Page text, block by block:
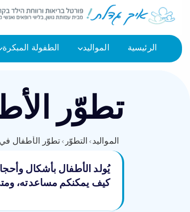
الرئيسية المواليد الطفولة المبكرة
تطوّر ‏الأطفال
المواليد› التطوّر ›تطوّر ‏الأطفال في سن 9 حتى
كيف يمكنكم مساعدته،